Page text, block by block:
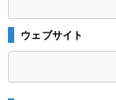
ウェブサイト